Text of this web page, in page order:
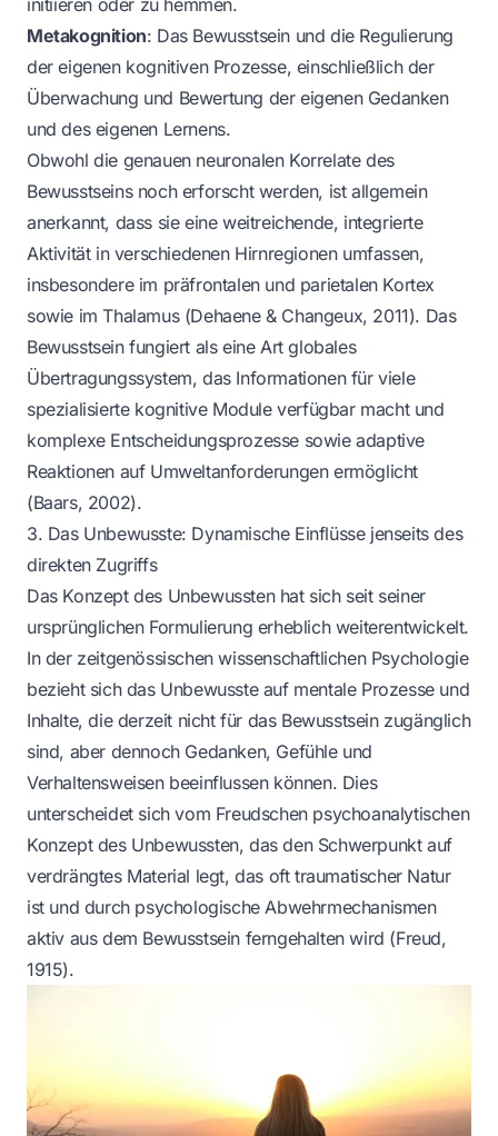
initiieren oder zu hemmen.
Metakognition: Das Bewusstsein und die Regulierung
der eigenen kognitiven Prozesse, einschließlich der
Überwachung und Bewertung der eigenen Gedanken
und des eigenen Lernens.
Obwohl die genauen neuronalen Korrelate des
Bewusstseins noch erforscht werden, ist allgemein
anerkannt, dass sie eine weitreichende, integrierte
Aktivität in verschiedenen Hirnregionen umfassen,
insbesondere im präfrontalen und parietalen Kortex
sowie im Thalamus (Dehaene & Changeux, 2011). Das
Bewusstsein fungiert als eine Art globales
Übertragungssystem, das Informationen für viele
spezialisierte kognitive Module verfügbar macht und
komplexe Entscheidungsprozesse sowie adaptive
Reaktionen auf Umweltanforderungen ermöglicht
(Baars, 2002).
3. Das Unbewusste: Dynamische Einflüsse jenseits des
direkten Zugriffs
Das Konzept des Unbewussten hat sich seit seiner
ursprünglichen Formulierung erheblich weiterentwickelt.
In der zeitgenössischen wissenschaftlichen Psychologie
bezieht sich das Unbewusste auf mentale Prozesse und
Inhalte, die derzeit nicht für das Bewusstsein zugänglich
sind, aber dennoch Gedanken, Gefühle und
Verhaltensweisen beeinflussen können. Dies
unterscheidet sich vom Freudschen psychoanalytischen
Konzept des Unbewussten, das den Schwerpunkt auf
verdrängtes Material legt, das oft traumatischer Natur
ist und durch psychologische Abwehrmechanismen
aktiv aus dem Bewusstsein ferngehalten wird (Freud,
1915).